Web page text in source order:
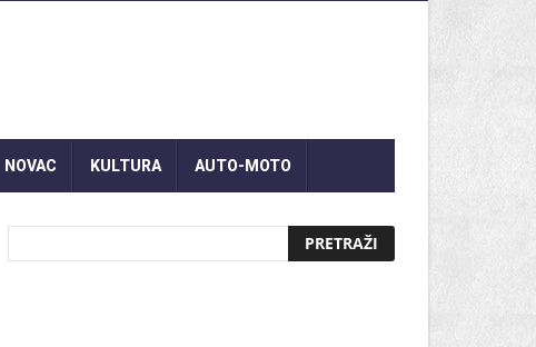
NOVAC KULTURA AUTO-MOTO